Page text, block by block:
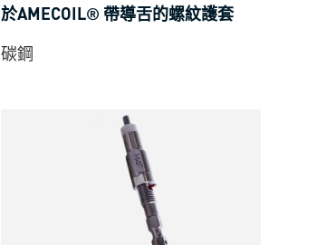
於AMECOIL® 帶導舌的螺紋護套
碳鋼